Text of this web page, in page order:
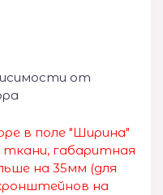
от
в поле "Ширина"
габаритная
на 35мм (для
на